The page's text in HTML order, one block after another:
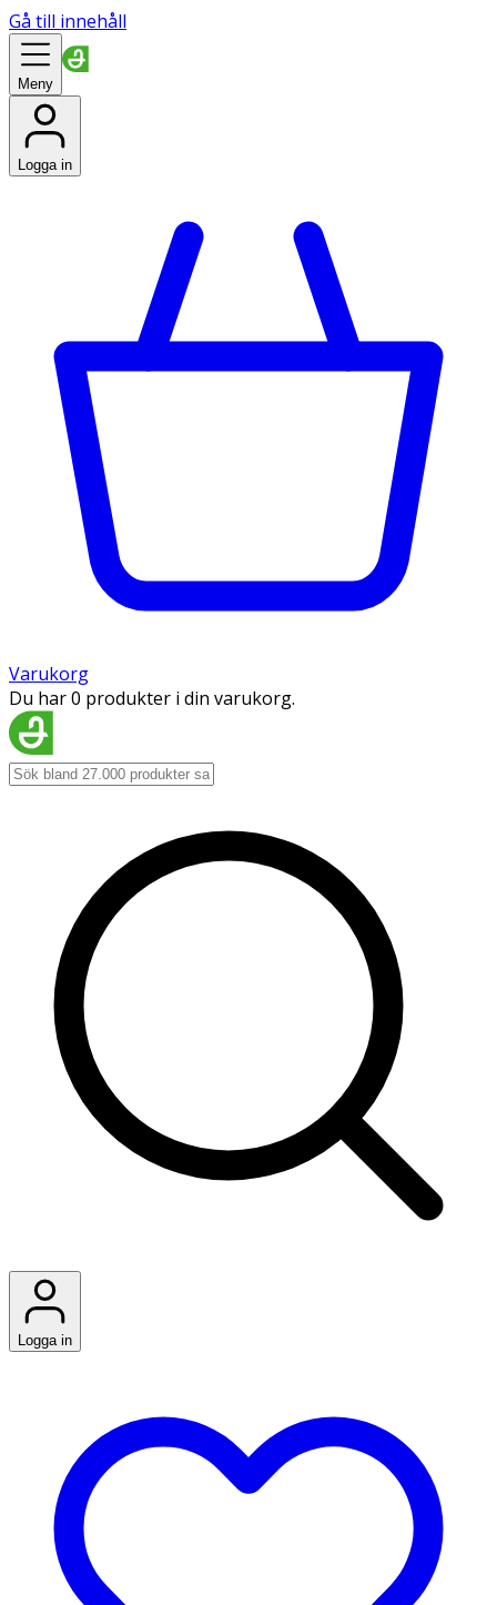
Gå till innehåll
Meny
Logga in
Varukorg
Du har 0 produkter i din varukorg.
Logga in